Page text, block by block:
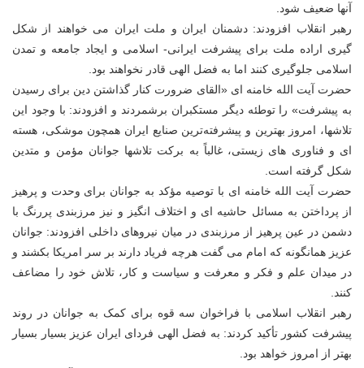
آنها ضعیف شود.
رهبر انقلاب افزودند: دشمنان ایران و ملت ایران می خواهند از شکل
گیری اراده ملت برای پیشرفت ایرانی- اسلامی و ایجاد جامعه و تمدن
اسلامی جلوگیری کنند اما به فضل الهی قادر نخواهند بود.
حضرت آیت الله خامنه ای «القای ضرورت کنار گذاشتن دین برای رسیدن
به پیشرفت» را توطئه دیگر مستکبران برشمردند و افزودند: با وجود این
تلاشها، امروز بهترین و پیشرفته‌ترین صنایع ایران همچون موشکی، هسته
ای و فناوری های زیستی، غالباً به برکت تلاشها جوانان مؤمن و متدین
شکل گرفته است.
حضرت آیت الله خامنه ای با توصیه مؤکد به جوانان برای وحدت و پرهیز
از پرداختن به مسائل حاشیه ای و اختلاف انگیز و نیز مرزبندی پررنگ با
دشمن در عین پرهیز از مرزبندی در میان نیروهای داخلی افزودند: جوانان
عزیز همانگونه که امام می گفت هرچه فریاد دارند بر سر امریکا بکشند و
در میدان علم و فکر و معرفت و سیاست و کار، تلاش خود را مضاعف
کنند.
رهبر انقلاب اسلامی با فراخوان سه قوه برای کمک به جوانان در روند
پیشرفت کشور تأکید کردند: به فضل الهی فردای ایران عزیز بسیار بسیار
بهتر از امروز خواهد بود.